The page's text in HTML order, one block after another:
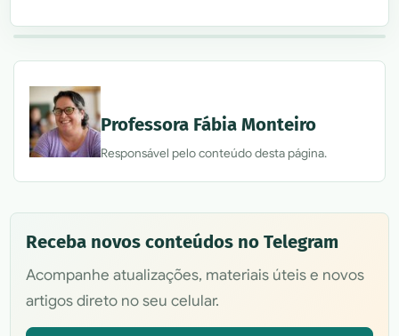
Professora Fábia Monteiro
Responsável pelo conteúdo desta página.
Receba novos conteúdos no Telegram
Acompanhe atualizações, materiais úteis e novos
artigos direto no seu celular.